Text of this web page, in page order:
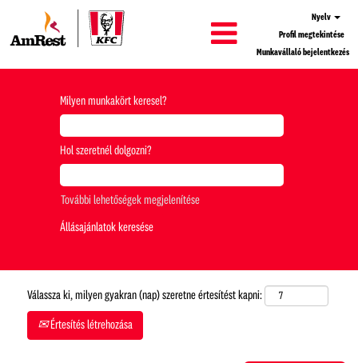
Nyelv
Profil megtekintése
Munkavállaló bejelentkezés
Milyen munkakört keresel?
Hol szeretnél dolgozni?
További lehetőségek megjelenítése
Válassza ki, milyen gyakran (nap) szeretne értesítést kapni:
Értesítés létrehozása